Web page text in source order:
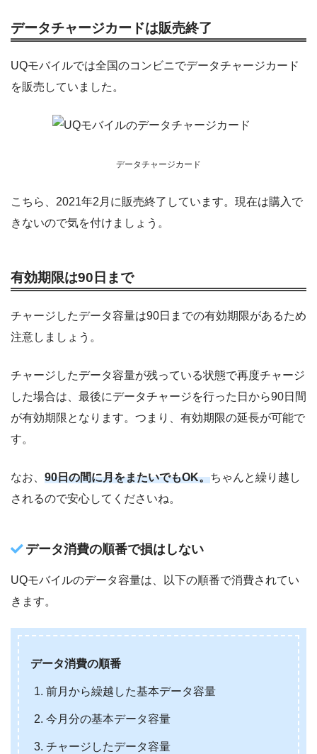
データチャージカードは販売終了
UQモバイルでは全国のコンビニでデータチャージカード
を販売していました。
データチャージカード
こちら、2021年2月に販売終了しています。現在は購入で
きないので気を付けましょう。
有効期限は90日まで
チャージしたデータ容量は90日までの有効期限があるため
注意しましょう。
チャージしたデータ容量が残っている状態で再度チャージ
した場合は、最後にデータチャージを行った日から90日間
が有効期限となります。つまり、有効期限の延長が可能で
す。
なお、 90日の間に月をまたいでもOK。ちゃんと繰り越し
されるので安心してくださいね。
データ消費の順番で損はしない
UQモバイルのデータ容量は、以下の順番で消費されてい
きます。
データ消費の順番
前月から繰越した基本データ容量
今月分の基本データ容量
チャージしたデータ容量